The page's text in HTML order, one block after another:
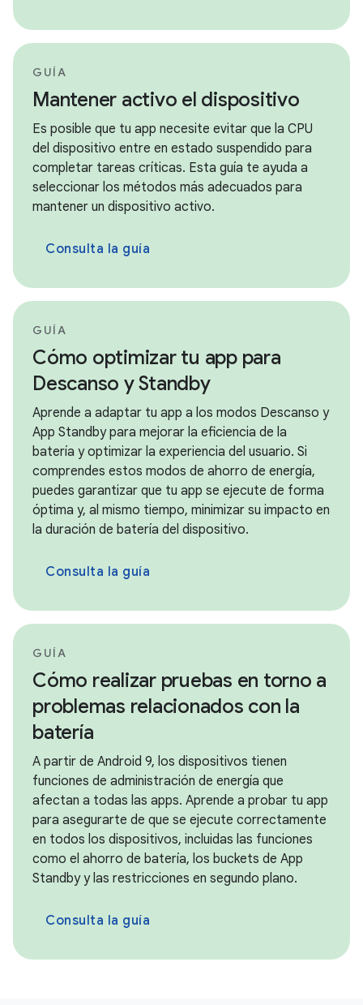
GUÍA
Mantener activo el dispositivo
Es posible que tu app necesite evitar que la CPU
del dispositivo entre en estado suspendido para
completar tareas críticas. Esta guía te ayuda a
seleccionar los métodos más adecuados para
mantener un dispositivo activo.
Consulta la guía
GUÍA
Cómo optimizar tu app para
Descanso y Standby
Aprende a adaptar tu app a los modos Descanso y
App Standby para mejorar la eficiencia de la
batería y optimizar la experiencia del usuario. Si
comprendes estos modos de ahorro de energía,
puedes garantizar que tu app se ejecute de forma
óptima y, al mismo tiempo, minimizar su impacto en
la duración de batería del dispositivo.
Consulta la guía
GUÍA
Cómo realizar pruebas en torno a
problemas relacionados con la
batería
A partir de Android 9, los dispositivos tienen
funciones de administración de energía que
afectan a todas las apps. Aprende a probar tu app
para asegurarte de que se ejecute correctamente
en todos los dispositivos, incluidas las funciones
como el ahorro de batería, los buckets de App
Standby y las restricciones en segundo plano.
Consulta la guía